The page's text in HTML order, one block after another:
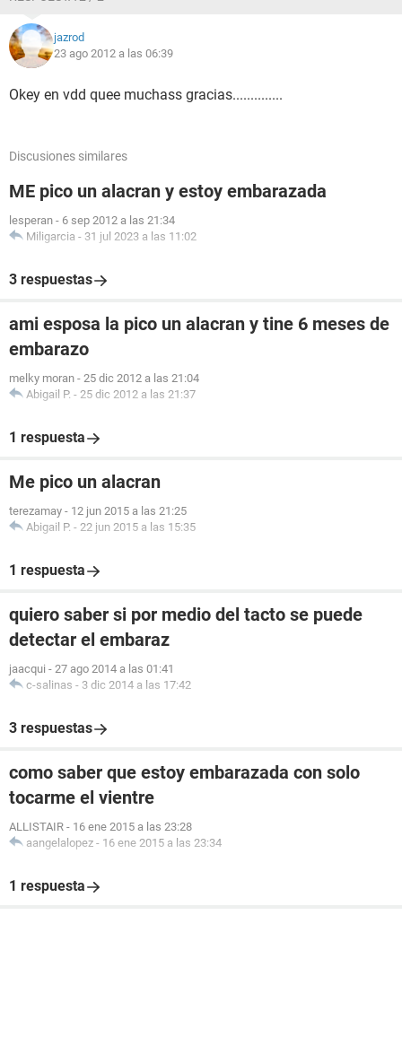
jazrod
23 ago 2012 a las 06:39
Okey en vdd quee muchass gracias..............
Discusiones similares
ME pico un alacran y estoy embarazada
lesperan - 6 sep 2012 a las 21:34
Miligarcia - 31 jul 2023 a las 11:02
3 respuestas
ami esposa la pico un alacran y tine 6 meses de
embarazo
melky moran - 25 dic 2012 a las 21:04
Abigail P. - 25 dic 2012 a las 21:37
1 respuesta
Me pico un alacran
terezamay - 12 jun 2015 a las 21:25
Abigail P. - 22 jun 2015 a las 15:35
1 respuesta
quiero saber si por medio del tacto se puede
detectar el embaraz
jaacqui - 27 ago 2014 a las 01:41
c-salinas - 3 dic 2014 a las 17:42
3 respuestas
como saber que estoy embarazada con solo
tocarme el vientre
ALLISTAIR - 16 ene 2015 a las 23:28
aangelalopez - 16 ene 2015 a las 23:34
1 respuesta